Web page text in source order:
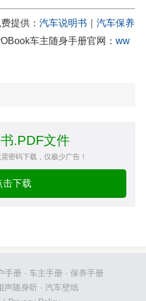
提供： 汽车说明书
汽车保养
车主随身手册官网： ww
.PDF文件
密码下载，仅极少广告！
击下载
手册· 车主手册· 保养手册
声随身听 · 汽车壁纸